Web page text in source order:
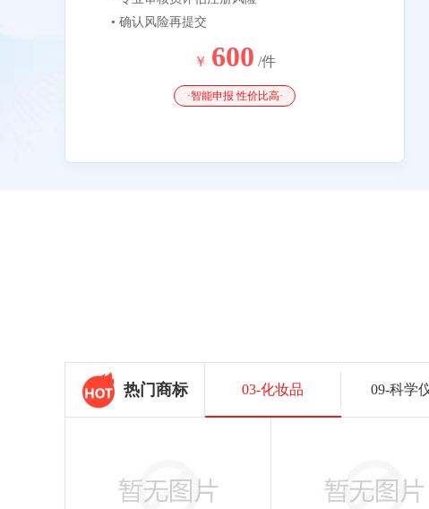
• 确认风险再提交
￥ 600 /件
·智能申报 性价比高·
热门商标 03-化妆品 09-科学